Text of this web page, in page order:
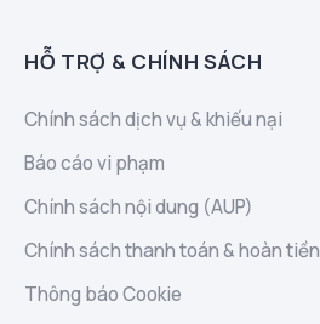
HỖ TRỢ & CHÍNH SÁCH
Chính sách dịch vụ & khiếu nại
Báo cáo vi phạm
Chính sách nội dung (AUP)
Chính sách thanh toán & hoàn tiền
Thông báo Cookie